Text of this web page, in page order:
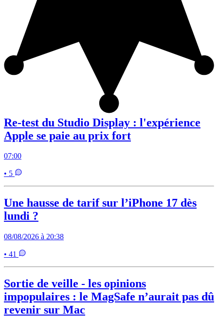
Re-test du Studio Display : l'expérience
Apple se paie au prix fort
07:00
• 5
Une hausse de tarif sur l’iPhone 17 dès
lundi ?
08/08/2026 à 20:38
• 41
Sortie de veille - les opinions
impopulaires : le MagSafe n’aurait pas dû
revenir sur Mac